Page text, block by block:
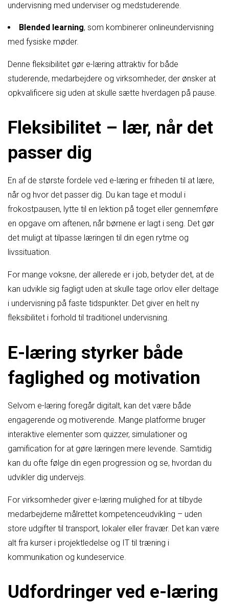
undervisning med underviser og medstuderende.
Blended learning, som kombinerer onlineundervisning
med fysiske møder.
Denne fleksibilitet gør e-læring attraktiv for både
studerende, medarbejdere og virksomheder, der ønsker at
opkvalificere sig uden at skulle sætte hverdagen på pause.
Fleksibilitet – lær, når det
passer dig
En af de største fordele ved e-læring er friheden til at lære,
når og hvor det passer dig. Du kan tage et modul i
frokostpausen, lytte til en lektion på toget eller gennemføre
en opgave om aftenen, når børnene er lagt i seng. Det gør
det muligt at tilpasse læringen til din egen rytme og
livssituation.
For mange voksne, der allerede er i job, betyder det, at de
kan udvikle sig fagligt uden at skulle tage orlov eller deltage
i undervisning på faste tidspunkter. Det giver en helt ny
fleksibilitet i forhold til traditionel undervisning.
E-læring styrker både
faglighed og motivation
Selvom e-læring foregår digitalt, kan det være både
engagerende og motiverende. Mange platforme bruger
interaktive elementer som quizzer, simulationer og
gamification for at gøre læringen mere levende. Samtidig
kan du ofte følge din egen progression og se, hvordan du
udvikler dig undervejs.
For virksomheder giver e-læring mulighed for at tilbyde
medarbejderne målrettet kompetenceudvikling – uden
store udgifter til transport, lokaler eller fravær. Det kan være
alt fra kurser i projektledelse og IT til træning i
kommunikation og kundeservice.
Udfordringer ved e-læring